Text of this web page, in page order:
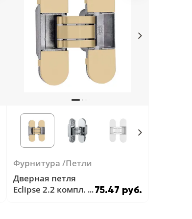
Фурнитура Петли
Дверная петля
Eclipse 2.2 компл. с 75.47 руб.